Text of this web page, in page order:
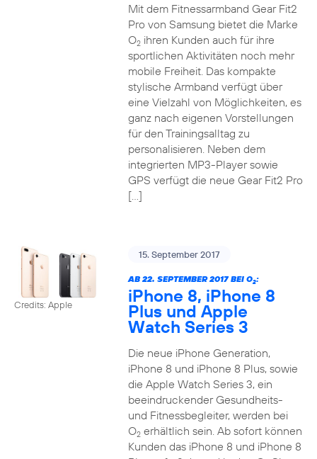
Mit dem Fitnessarmband Gear Fit2
Pro von Samsung bietet die Marke
O2ihren Kunden auch für ihre
sportlichen Aktivitäten noch mehr
mobile Freiheit. Das kompakte
stylische Armband verfügt über
eine Vielzahl von Möglichkeiten, es
ganz nach eigenen Vorstellungen
für den Trainingsalltag zu
personalisieren. Neben dem
integrierten MP3-Player sowie
GPS verfügt die neue Gear Fit2 Pro
[…]
Credits: Apple
15. September 2017
AB 22. SEPTEMBER 2017 BEI O2:
iPhone 8, iPhone 8
Plus und Apple
Watch Series 3
Die neue iPhone Generation,
iPhone 8 und iPhone 8 Plus, sowie
die Apple Watch Series 3, ein
beeindruckender Gesundheits-
und Fitnessbegleiter, werden bei
O2erhältlich sein. Ab sofort können
Kunden das iPhone 8 und iPhone 8